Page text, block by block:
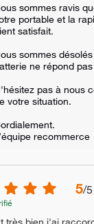
sommes ravis
portable et la
satisfait.
sommes
ne répond
pas à nous
votre situation.
recommerce
5/5